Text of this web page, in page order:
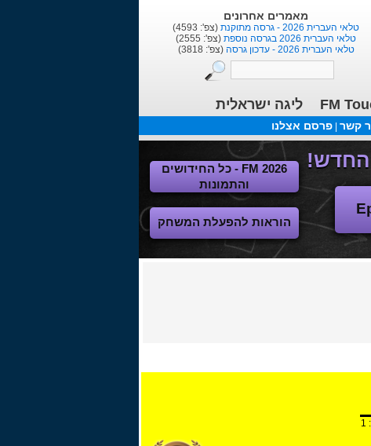
מאמרים אחרונים
טלאי העברית 2026 - גרסה מתוקנת
(צפ': 4593)
טלאי העברית 2026 בגרסה נוספת
(צפ': 2555)
טלאי העברית 2026 - עדכון גרסה
(צפ': 3818)
FM
ליגה ישראלית
קשר פרסם אצלנו
FM 2026 - כל החידושים
והתמונות
הוראות להפעלת המשחק
1